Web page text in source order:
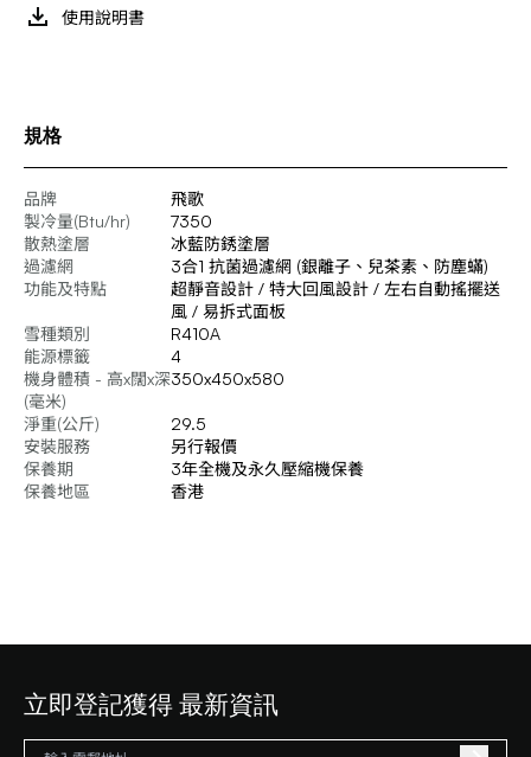
使用說明書
規格
品牌
飛歌
製冷量(Btu/hr)
7350
散熱塗層
冰藍防銹塗層
過濾網
3合1 抗菌過濾網 (銀離子、兒茶素、防塵蟎)
功能及特點
超靜音設計 / 特大回風設計 / 左右自動搖擺送
風 / 易拆式面板
雪種類別
R410A
能源標籤
4
機身體積 - 高x闊x深
(毫米)
350x450x580
淨重(公斤)
29.5
安裝服務
另行報價
保養期
3年全機及永久壓縮機保養
保養地區
香港
立即登記獲得 最新資訊